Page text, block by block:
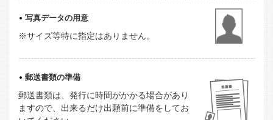
写真データの用意
※サイズ等特に指定はありません。
郵送書類の準備
郵送書類は、発行に時間がかかる場合があり
ますので、出来るだけ出願前に準備をしてお